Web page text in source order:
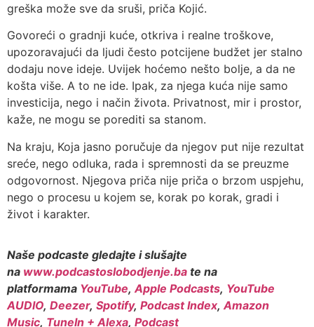
greška može sve da sruši, priča Kojić.
Govoreći o gradnji kuće, otkriva i realne troškove,
upozoravajući da ljudi često potcijene budžet jer stalno
dodaju nove ideje. Uvijek hoćemo nešto bolje, a da ne
košta više. A to ne ide. Ipak, za njega kuća nije samo
investicija, nego i način života. Privatnost, mir i prostor,
kaže, ne mogu se porediti sa stanom.
Na kraju, Koja jasno poručuje da njegov put nije rezultat
sreće, nego odluka, rada i spremnosti da se preuzme
odgovornost. Njegova priča nije priča o brzom uspjehu,
nego o procesu u kojem se, korak po korak, gradi i
život i karakter.
Naše podcaste gledajte i slušajte
na www.podcastoslobodjenje.ba te na
platformama YouTube,Apple Podcasts, YouTube
AUDIO, Deezer, Spotify, Podcast Index,Amazon
Music, TuneIn + Alexa, Podcast